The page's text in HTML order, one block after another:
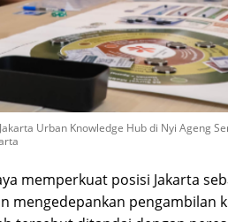
Urban Knowledge Hub di Nyi Ageng
memperkuat posisi Jakarta
mengedepankan pengambilan